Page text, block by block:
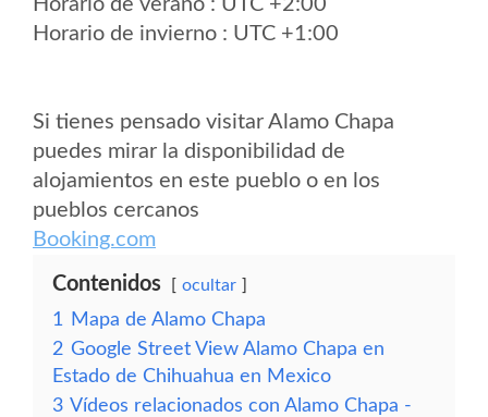
Horario de verano : UTC +2:00
Horario de invierno : UTC +1:00
Si tienes pensado visitar Alamo Chapa
puedes mirar la disponibilidad de
alojamientos en este pueblo o en los
pueblos cercanos
Booking.com
Contenidos ocultar
1
Mapa de Alamo Chapa
2 Google Street View Alamo Chapa en
Estado de Chihuahua en Mexico
3 Vídeos relacionados con Alamo Chapa -